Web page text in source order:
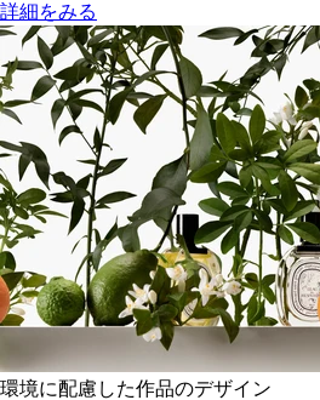
詳細をみる
環境に配慮した作品のデザイン